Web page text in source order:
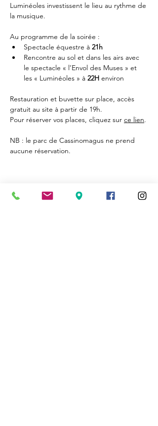
Luminéoles investissent le lieu au rythme de
la musique.
Au programme de la soirée :
Spectacle équestre à 21h
Rencontre au sol et dans les airs avec
le spectacle « l’Envol des Muses » et
les « Luminéoles » à 22H environ
Restauration et buvette sur place, accès
gratuit au site à partir de 19h.
Pour réserver vos places, cliquez sur ce lien.
NB : le parc de Cassinomagus ne prend
aucune réservation.